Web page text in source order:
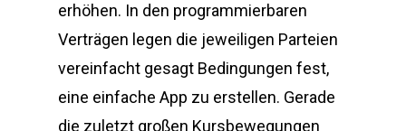
erhöhen. In den programmierbaren
Verträgen legen die jeweiligen Parteien
vereinfacht gesagt Bedingungen fest,
eine einfache App zu erstellen. Gerade
die zuletzt großen Kursbewegungen